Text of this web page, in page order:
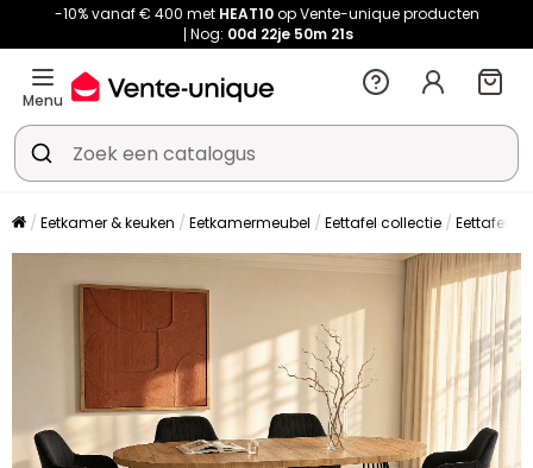
-10% vanaf € 400 met HEAT10op Vente-unique producten
Nog: 00d 22je 50m 20s
Menu
Eetkamer & keuken Eetkamermeubel Eettafel collectie Eettafel